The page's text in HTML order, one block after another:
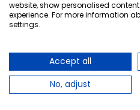
website, show personalised
experience. For more information
settings.
Accept all
No, adjust